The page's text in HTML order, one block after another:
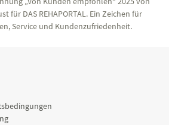
für DAS REHAPORTAL. Ein Zeichen für
Service und Kundenzufriedenheit.